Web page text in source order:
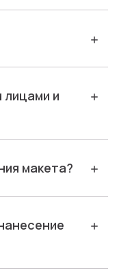
лицами и
макета?